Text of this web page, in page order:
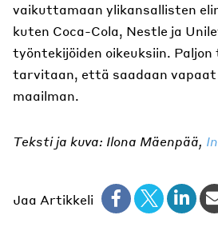
vaikuttamaan ylikansallisten
kuten Coca-Cola, Nestle ja
työntekijöiden oikeuksiin.
tarvitaan, että saadaan
maailman.
Teksti ja kuva: Ilona Mäenpää,
Jaa Artikkeli